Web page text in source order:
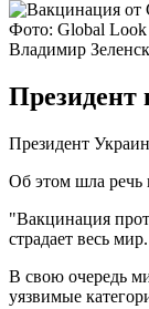
Фото: Global Look
Владимир
Президент
Президент
Об этом шла речь
"Вакцинация
страдает весь
В свою очередь
уязвимые